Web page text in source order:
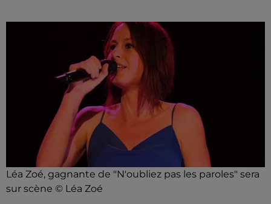
Léa Zoé, gagnante de "N'oubliez pas les paroles" sera
sur scène © Léa Zoé